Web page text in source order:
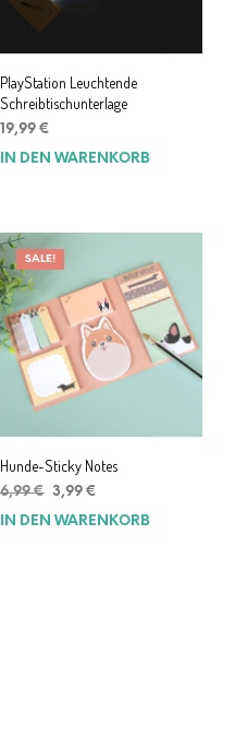
PlayStation Leuchtende
Schreibtischunterlage
19,99 €
IN DEN WARENKORB
SALE!
Hunde-Sticky Notes
6,99€ Ursprünglicher
3,99 €Aktueller
IN DEN WARENKORB